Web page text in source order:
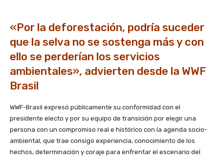
«Por la deforestación, podría suceder
que la selva no se sostenga más y con
ello se perderían los servicios
ambientales», advierten desde la WWF
Brasil
WWF-Brasil expresó públicamente su conformidad con el
presidente electo y por su equipo de transición por elegir una
persona con un compromiso real e histórico con la agenda socio-
ambiental, que trae consigo experiencia, conocimiento de los
hechos, determinación y coraje para enfrentar el escenario del